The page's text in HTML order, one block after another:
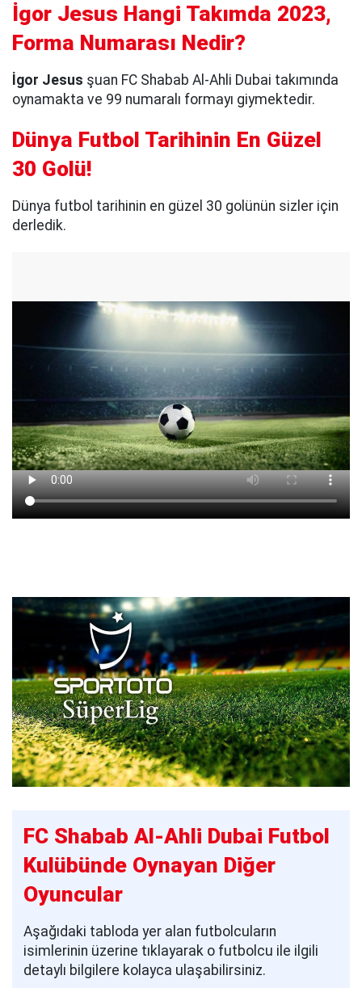
İgor Jesus Hangi Takımda 2023,
Forma Numarası Nedir?
İgor Jesus şuan FC Shabab Al-Ahli Dubai takımında
oynamakta ve 99 numaralı formayı giymektedir.
Dünya Futbol Tarihinin En Güzel
30 Golü!
Dünya futbol tarihinin en güzel 30 golünün sizler için
derledik.
FC Shabab Al-Ahli Dubai Futbol
Kulübünde Oynayan Diğer
Oyuncular
Aşağıdaki tabloda yer alan futbolcuların
isimlerinin üzerine tıklayarak o futbolcu ile ilgili
detaylı bilgilere kolayca ulaşabilirsiniz.